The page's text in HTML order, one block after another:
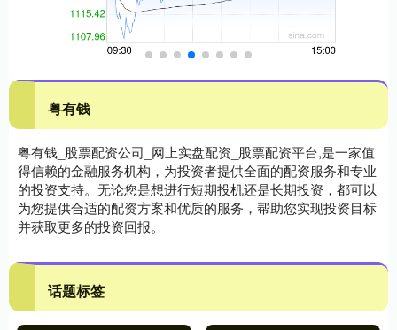
粤有钱
粤有钱_股票配资公司_网上实盘配资_股票配资平台,是一家值
得信赖的金融服务机构，为投资者提供全面的配资服务和专业
的投资支持。无论您是想进行短期投机还是长期投资，都可以
为您提供合适的配资方案和优质的服务，帮助您实现投资目标
并获取更多的投资回报。
话题标签